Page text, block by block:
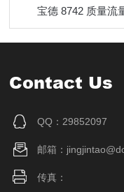
Contact Us
QQ：29852097
邮箱：
传真：